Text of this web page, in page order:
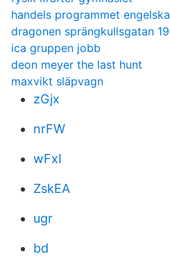
handels programmet engelska
dragonen sprängkullsgatan 19
ica gruppen jobb
deon meyer the last hunt
maxvikt släpvagn
zGjx
nrFW
wFxI
ZskEA
ugr
bd